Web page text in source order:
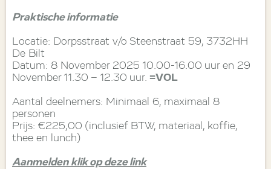
Praktische informatie
Locatie: Dorpsstraat v/o Steenstraat 59, 3732HH
De Bilt
Datum: 8 November 2025 10.00-16.00 uur en 29
November 11.30 – 12.30 uur. =VOL
Aantal deelnemers: Minimaal 6, maximaal 8
personen
Prijs: €225,00 (inclusief BTW, materiaal, koffie,
thee en lunch)
Aanmelden klik op deze link